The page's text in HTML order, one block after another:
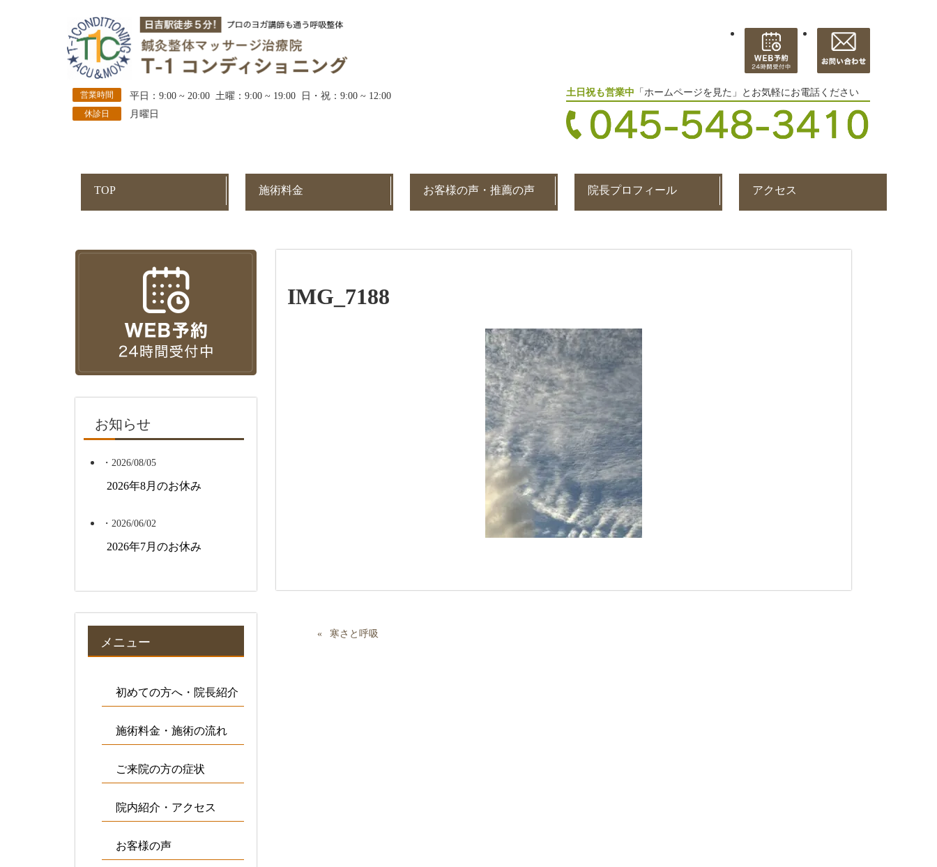
営業時間 平日：9:00 ~ 20:00 土曜：9:00 ~ 19:00 日・祝：9:00 ~ 12:00
休診日 月曜日
土日祝も営業中 「ホームページを見た」とお気軽にお電話ください
TOP 施術料金 お客様の声・推薦の声 院長プロフィール アクセス
お知らせ
・2026/08/05
2026年8月のお休み
・2026/06/02
2026年7月のお休み
メニュー
初めての方へ・院長紹介
施術料金・施術の流れ
ご来院の方の症状
院内紹介・アクセス
お客様の声
IMG_7188
寒さと呼吸